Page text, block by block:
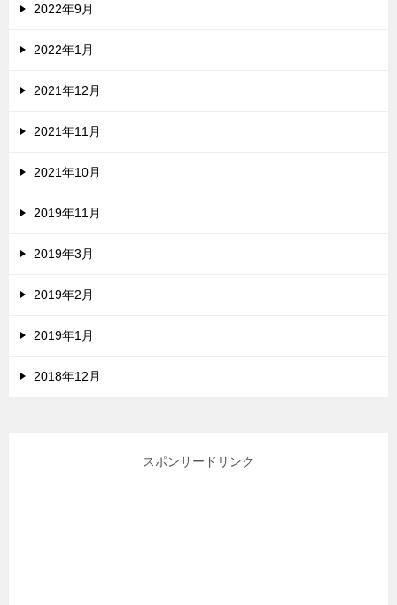
2022年9月
2022年1月
2021年12月
2021年11月
2021年10月
2019年11月
2019年3月
2019年2月
2019年1月
2018年12月
スポンサードリンク